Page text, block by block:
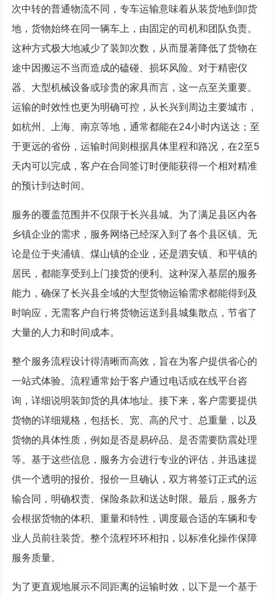
次中转的普通物流不同，专车运输意味着从装货地到卸货
地，货物始终在同一辆车上，由固定的司机和团队负责。
这种方式极大地减少了装卸次数，从而显著降低了货物在
途中因搬运不当而造成的磕碰、损坏风险。对于精密仪
器、大型机械设备或珍贵的家具而言，这一点至关重要。
运输的时效性也更为明确可控，从长兴到周边主要城市，
如杭州、上海、南京等地，通常都能在24小时内送达；至
于更远的省份，运输时间则根据具体里程和路况，在2至5
天内可以完成，客户在合同签订时便能获得一个相对精准
的预计到达时间。
服务的覆盖范围并不仅限于长兴县城。为了满足县区内各
乡镇企业的需求，服务网络已经深入到了各个县区镇。无
论是位于夹浦镇、煤山镇的企业，还是泗安镇、和平镇的
居民，都能享受到上门接货的便利。这种深入基层的服务
能力，确保了长兴县全域的大型货物运输需求都能得到及
时响应，无需客户自行将货物运送到县城集散点，节省了
大量的人力和时间成本。
整个服务流程设计得清晰而高效，旨在为客户提供省心的
一站式体验。流程通常始于客户通过电话或在线平台咨
询，详细说明装卸货的具体地址。接下来，客户需要提供
货物的详细规格，包括长、宽、高的尺寸、总重量，以及
货物的具体性质，例如是否是易碎品、是否需要防震处理
等。基于这些信息，服务方会进行专业的评估，并迅速提
供一个透明的报价。报价一旦确认，双方将签订正式的运
输合同，明确权责、保险条款和送达时限。最后，服务方
会根据货物的体积、重量和特性，调度最合适的车辆和专
业人员前往装货。整个流程环环相扣，以标准化操作保障
服务质量。
为了更直观地展示不同距离的运输时效，以下是一个基于